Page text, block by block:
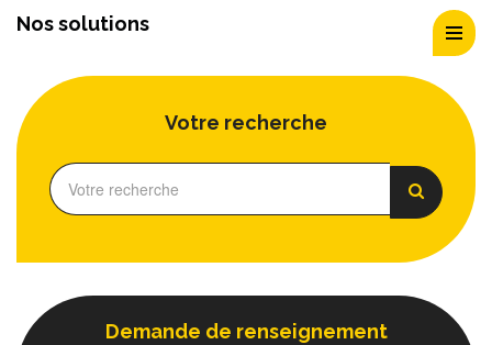
Nos solutions
Votre recherche
Demande de renseignement